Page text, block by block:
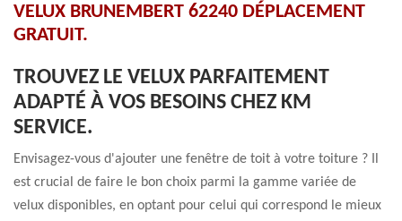
VELUX BRUNEMBERT 62240 DÉPLACEMENT
GRATUIT.
TROUVEZ LE VELUX PARFAITEMENT
ADAPTÉ À VOS BESOINS CHEZ KM
SERVICE.
Envisagez-vous d'ajouter une fenêtre de toit à votre toiture ? Il
est crucial de faire le bon choix parmi la gamme variée de
velux disponibles, en optant pour celui qui correspond le mieux